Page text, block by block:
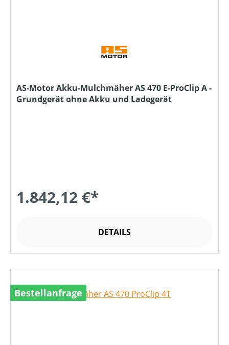
AS-Motor Akku-Mulchmäher AS 470 E-ProClip A -
Grundgerät ohne Akku und Ladegerät
1.842,12 €*
DETAILS
Bestellanfrage